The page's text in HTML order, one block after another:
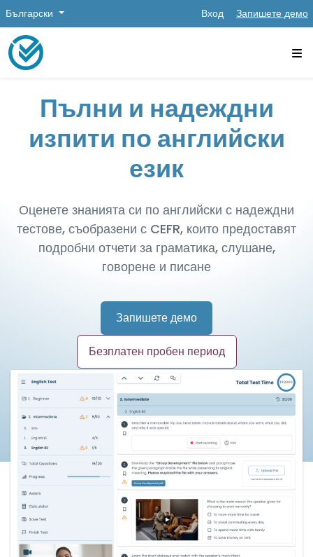
Български Вход Запишете демо
Пълни и надеждни
изпити по английски
език
Оценете знанията си по английски с надеждни
тестове, съобразени с CEFR, които предоставят
подробни отчети за граматика, слушане,
говорене и писане
Запишете демо
Безплатен пробен период